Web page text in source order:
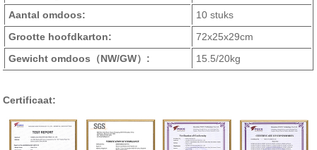
Aantal omdoos:
10 stuks
Grootte hoofdkarton:
72x25x29cm
Gewicht omdoos （NW/GW） : 15.5/20kg
Certificaat: